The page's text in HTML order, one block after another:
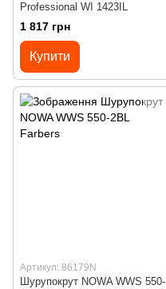
Professional WI 1423IL
1 817 грн
Купити
Артикул: 86179N
Шурупокрут NOWA WWS 550-